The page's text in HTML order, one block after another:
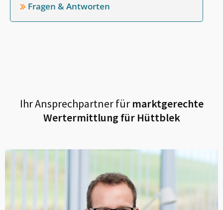
Fragen & Antworten
Ihr Ansprechpartner fürmarktgerechte
Wertermittlung für Hüttblek